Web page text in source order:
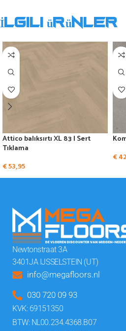
İlgili ürünler
Attico balıksırtı XL 83 | Sert
Tıklama
€53,95
€
Newtonstraat 3A
3401JA IJSSELSTEIN (UT)
info@megafloors.nl
030 720 09 93
KVK: 69151350
BTW: NL00.234.4368.B07